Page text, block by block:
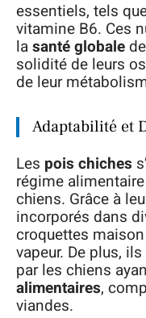
essentiels, tels
vitamine B6. Ces
lasanté globale
solidité de leurs
de leur
Adaptabilité et
Les pois chiches
régime alimentaire
chiens. Grâce à
incorporés dans
croquettes
vapeur. De plus,
par les chiens
alimentaires,
viandes.